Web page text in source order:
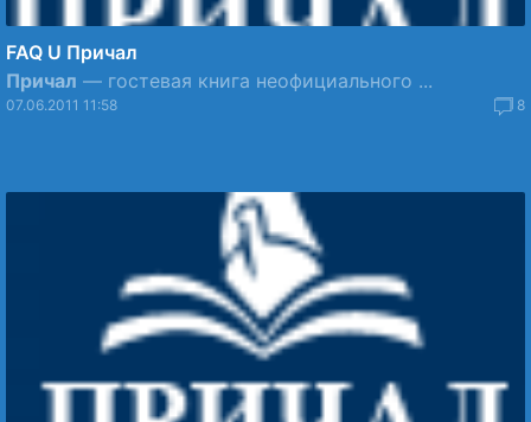
FAQ U Причал
Причал — гостевая книга неофициального ...
07.06.2011 11:58 8